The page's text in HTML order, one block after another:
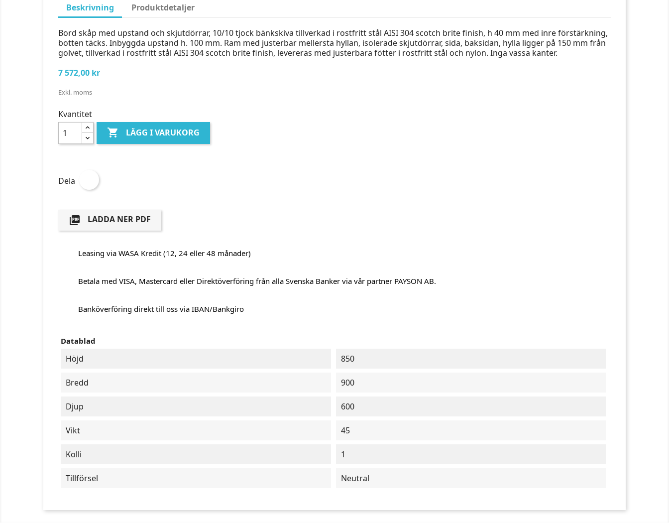
Beskrivning Produktdetaljer
Bord skåp med upstand och skjutdörrar, 10/10 tjock bänkskiva tillverkad i rostfritt stål AISI 304 scotch brite finish, h 40 mm med inre förstärkning,
botten täcks. Inbyggda upstand h. 100 mm. Ram med justerbar mellersta hyllan, isolerade skjutdörrar, sida, baksidan, hylla ligger på 150 mm från
golvet, tillverkad i rostfritt stål AISI 304 scotch brite finish, levereras med justerbara fötter i rostfritt stål och nylon. Inga vassa kanter.
7 572,00 kr
Exkl. moms
Kvantitet
 LÄGG I VARUKORG
Dela
 LADDA NER PDF
Leasing via WASA Kredit (12, 24 eller 48 månader)
Betala med VISA, Mastercard eller Direktöverföring från alla Svenska Banker via vår partner PAYSON AB.
Banköverföring direkt till oss via IBAN/Bankgiro
Datablad
Höjd 850
Bredd 900
Djup 600
Vikt 45
Kolli 1
Tillförsel Neutral